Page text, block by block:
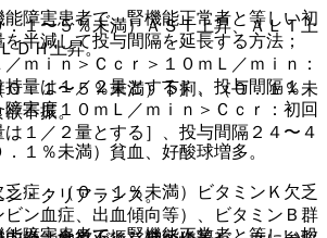
１〜５％未満）ＡＳＴ上昇、ＡＬＴ上
ＤＨ上昇。
．１〜５％未満）下痢、（０．１％未
不振。
１％未満）貧血、好酸球増多。
症：（０．１％未満）ビタミンＫ欠乏
ン血症、出血傾向等）、ビタミンＢ群
障害患者で、腎機能正常者と等しい初
半減して投与間隔を延長する方法；
ｍｉｎ＞Ｃｃｒ＞１０ｍＬ／ｍｉｎ：
量は１／２量とする］、投与間隔１
害度１０ｍＬ／ｍｉｎ＞Ｃｃｒ：初回
１／２量とする］、投与間隔２４〜４
・クリアランス。